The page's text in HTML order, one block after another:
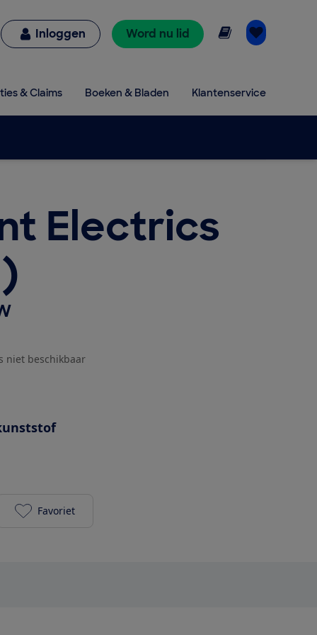
Inloggen Word nu lid Online lezen
& Claims Boeken & Bladen Klantenservice
Electrics
niet beschikbaar
Excellent Electrics (Action) Blender 1.5L 450W
Favoriet